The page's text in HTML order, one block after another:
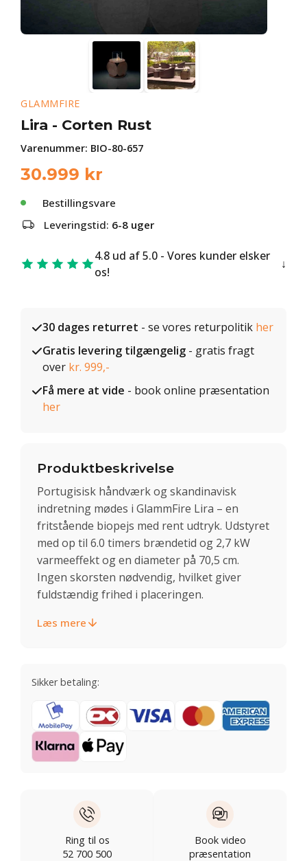
GLAMMFIRE
Lira - Corten Rust
Varenummer: BIO-80-657
30.999 kr
Bestillingsvare
Leveringstid: 6-8 uger
4.8 ud af 5.0 - Vores kunder elsker
os!
30 dages returret - se vores returpolitik her
Gratis levering tilgængelig - gratis fragt
over kr. 999,-
Få mere at vide - book online præsentation
her
Produktbeskrivelse
Portugisisk håndværk og skandinavisk
indretning mødes i GlammFire Lira – en
fritstående biopejs med rent udtryk. Udstyret
med op til 6.0 timers brændetid og 2,7 kW
varmeeffekt og en diameter på 70,5 cm.
Ingen skorsten nødvendig, hvilket giver
fuldstændig frihed i placeringen.
Læs mere
Sikker betaling:
Ring til os
52 700 500
Book video
præsentation